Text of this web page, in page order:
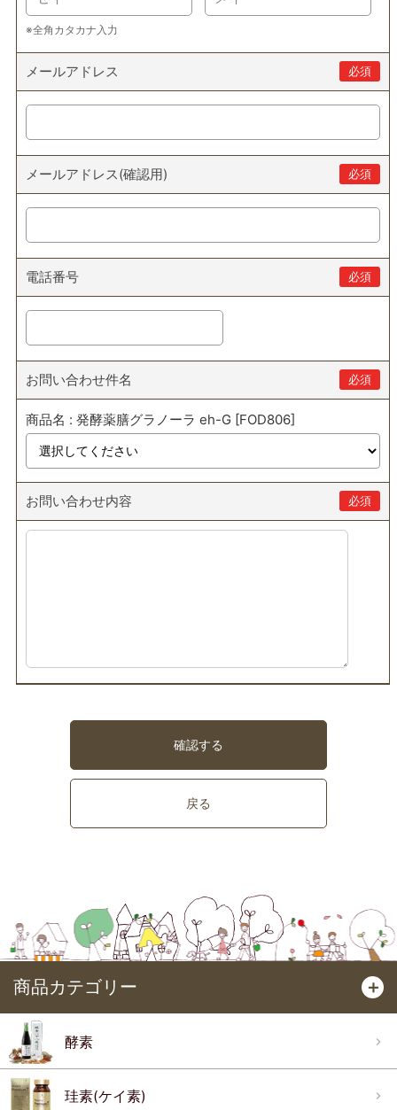
※全角カタカナ入力
メールアドレス 必須
メールアドレス(確認用) 必須
電話番号 必須
お問い合わせ件名 必須
商品名 : 発酵薬膳グラノーラ eh-G [FOD806]
お問い合わせ内容 必須
確認する
戻る
商品カテゴリー ＋
酵素
珪素(ケイ素)